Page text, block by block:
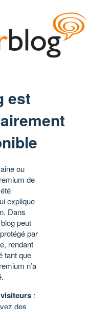
est
ou
de
explique
Dans
peut
par
rendant
tant que
n’a
:
des